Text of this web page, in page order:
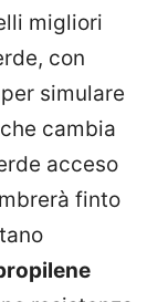
migliori
con
simulare
cambia
acceso
finto